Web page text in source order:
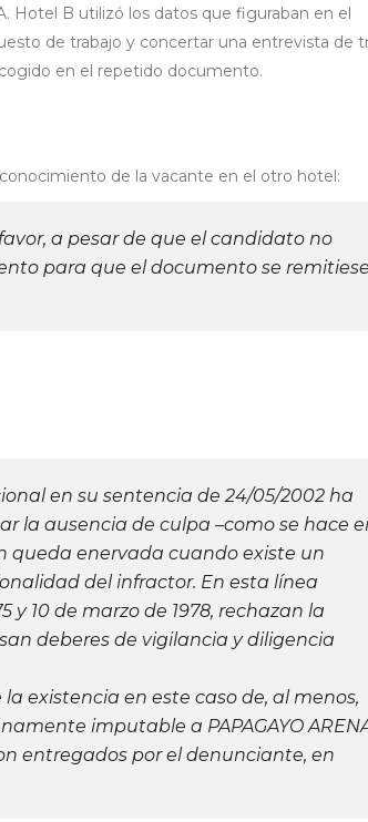
Hotel B utilizó los datos que figuraban en el
de trabajo y concertar una entrevista de
en el repetido documento.
de la vacante en el otro hotel:
a pesar de que el candidato no
para que el documento se remitiese
en su sentencia de 24/05/2002 ha
la ausencia de culpa –como se hace
queda enervada cuando existe un
del infractor. En esta línea
y 10 de marzo de 1978, rechazan la
deberes de vigilancia y diligencia
existencia en este caso de, al menos,
imputable a PAPAGAYO
entregados por el denunciante, en